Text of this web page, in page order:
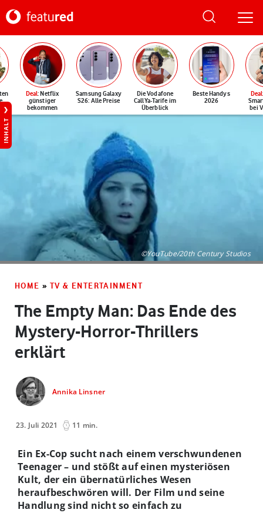
Deal: Netflix
günstiger
bekommen
Samsung Galaxy
S26: Alle Preise
Die Vodafone
CallYa-Tarife im
Überblick
Beste Handys
2026
Deal
bei
INHALT
©YouTube/20th Century Studios
HOME » TV & ENTERTAINMENT
The Empty Man: Das Ende des
Mystery-Horror-Thrillers
erklärt
Annika Linsner
23. Juli 2021 11 min.
Ein Ex-Cop sucht nach einem verschwundenen
Teenager – und stößt auf einen mysteriösen
Kult, der ein übernatürliches Wesen
heraufbeschwören will. Der Film und seine
Handlung sind nicht so einfach zu